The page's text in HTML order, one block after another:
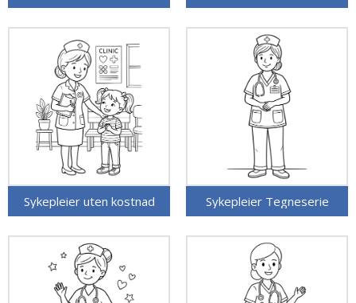
Sykepleier uten kostnad Sykepleier Tegneserie